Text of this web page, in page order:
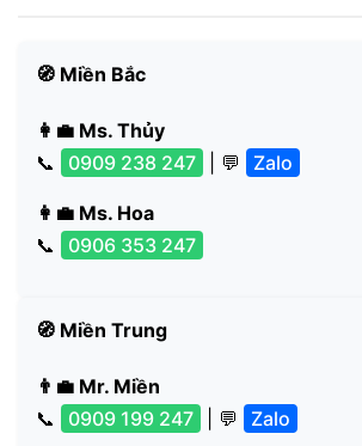
🧭 Miền Bắc
👩‍💼 Ms. Thủy
📞
0909 238 247 | 💬 Zalo
👩‍💼 Ms. Hoa
📞
0906 353 247
🧭 Miền Trung
👨‍💼 Mr. Miền
📞
0909 199 247 | 💬 Zalo